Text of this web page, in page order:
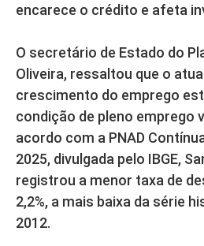
encarece o crédito e afeta
O secretário de Estado do
Oliveira, ressaltou que o
crescimento do emprego
condição de pleno emprego
acordo com a PNAD
2025, divulgada pelo IBGE,
registrou a menor taxa de
2,2%, a mais baixa da série
2012.